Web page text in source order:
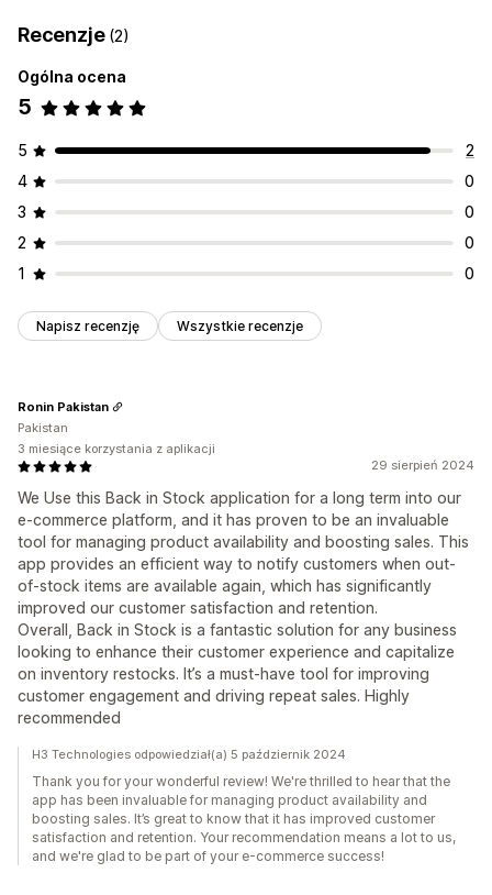
Recenzje (2)
Ogólna ocena
5
5
2
4
0
3
0
2
0
1
0
Napisz recenzję Wszystkie recenzje
29 sierpień 2024
We Use this Back in Stock application for a long term into our
e-commerce platform, and it has proven to be an invaluable
tool for managing product availability and boosting sales. This
app provides an efficient way to notify customers when out-
of-stock items are available again, which has significantly
improved our customer satisfaction and retention.
Overall, Back in Stock is a fantastic solution for any business
looking to enhance their customer experience and capitalize
on inventory restocks. It’s a must-have tool for improving
customer engagement and driving repeat sales. Highly
recommended
Ronin Pakistan
Pakistan
3 miesiące korzystania z aplikacji
H3 Technologies odpowiedział(a) 5 październik 2024
Thank you for your wonderful review! We're thrilled to hear that the
app has been invaluable for managing product availability and
boosting sales. It’s great to know that it has improved customer
satisfaction and retention. Your recommendation means a lot to us,
and we're glad to be part of your e-commerce success!